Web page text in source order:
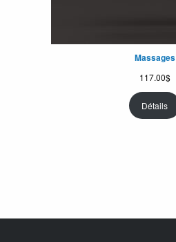
Massages
117.00$
Détails